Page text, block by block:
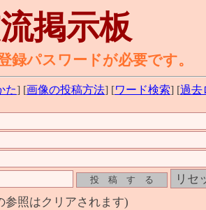
掲示板
録パスワードが必要です。
た] [画像の投稿方法] [ワード検索] [過去
参照はクリアされます)